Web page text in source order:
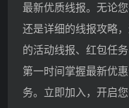
最新优质线报。无论
还是详细的线报攻略
的活动线报、红包任
第一时间掌握最新优
务。立即加入，开启您